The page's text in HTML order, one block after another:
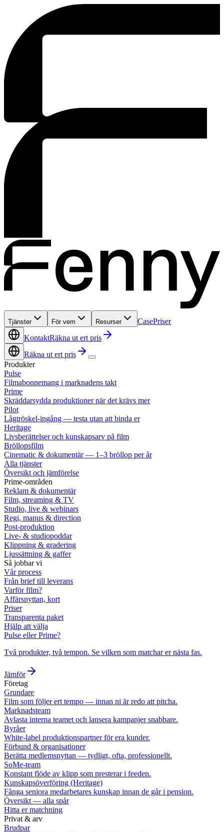
Tjänster För vem Resurser CasePriser
KontaktRäkna ut ert pris
Räkna ut ert pris
Produkter
Pulse
Filmabonnemang i marknadens takt
Prime
Skräddarsydda produktioner när det krävs mer
Pilot
Lågtröskel-ingång — testa utan att binda er
Heritage
Livsberättelser och kunskapsarv på film
Bröllopsfilm
Cinematic & dokumentär — 1–3 bröllop per år
Alla tjänster
Översikt och jämförelse
Prime-områden
Reklam & dokumentär
Film, streaming & TV
Studio, live & webinars
Regi, manus & direction
Post-produktion
Live- & studiopoddar
Klippning & gradering
Ljussättning & gaffer
Så jobbar vi
Vår process
Från brief till leverans
Varför film?
Affärsnyttan, kort
Priser
Transparenta paket
Hjälp att välja
Pulse eller Prime?
Två produkter, två tempon. Se vilken som matchar er nästa fas.
Jämför
Företag
Grundare
Film som följer ert tempo — innan ni är redo att pitcha.
Marknadsteam
Avlasta interna teamet och lansera kampanjer snabbare.
Byråer
White-label produktionspartner för era kunder.
Förbund & organisationer
Berätta medlemsnyttan — tydligt, ofta, professionellt.
SoMe-team
Konstant flöde av klipp som presterar i feeden.
Kunskapsöverföring (Heritage)
Fånga seniora medarbetares kunskap innan de går i pension.
Översikt — alla spår
Hitta er matchning
Privat & arv
Brudpar